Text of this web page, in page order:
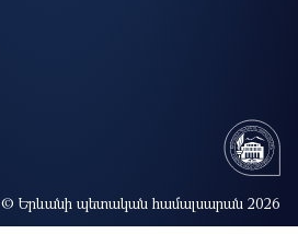
© Երևանի պետական համալսարան 2026